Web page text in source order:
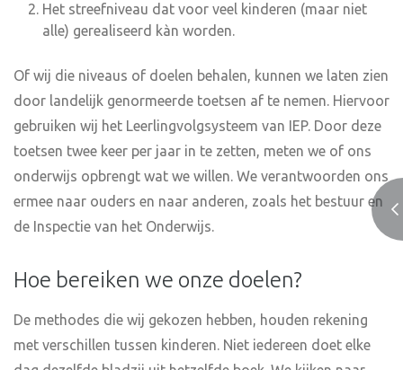
Het streefniveau dat voor veel kinderen (maar niet
alle) gerealiseerd kàn worden.
Of wij die niveaus of doelen behalen, kunnen we laten zien
door landelijk genormeerde toetsen af te nemen. Hiervoor
gebruiken wij het Leerlingvolgsysteem van IEP. Door deze
toetsen twee keer per jaar in te zetten, meten we of ons
onderwijs opbrengt wat we willen. We verantwoorden ons
ermee naar ouders en naar anderen, zoals het bestuur en
de Inspectie van het Onderwijs.
Hoe bereiken we onze doelen?
De methodes die wij gekozen hebben, houden rekening
met verschillen tussen kinderen. Niet iedereen doet elke